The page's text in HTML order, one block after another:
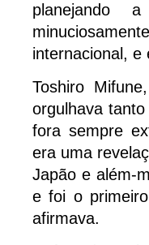
planejando
internacional, e
Toshiro
orgulhava
fora sempre
era uma
Japão e além-
e foi o
afirmava.